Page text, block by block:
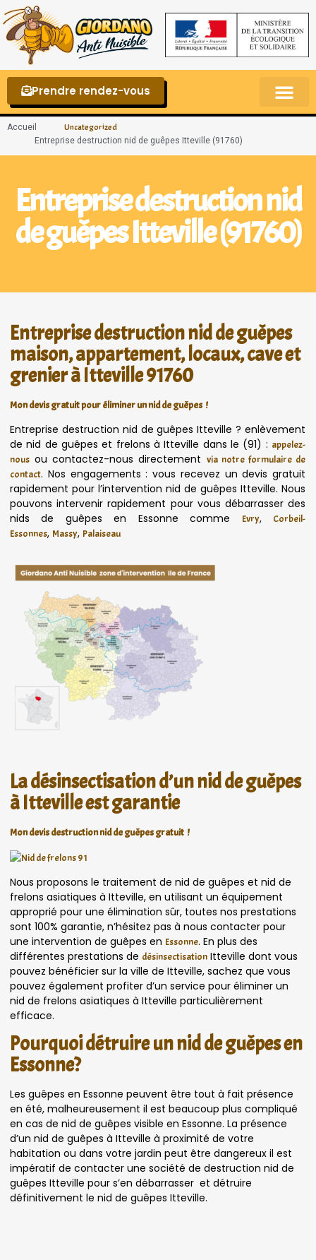
Prendre rendez-vous
Accueil Uncategorized
Entreprise destruction nid de guêpes Itteville (91760)
Entreprise destruction nid
de guêpes Itteville (91760)
Entreprise destruction nid de guêpes
maison, appartement, locaux, cave et
grenier à Itteville 91760
Mon devis gratuit pour éliminer un nid de guêpes !
Entreprise destruction nid de guêpes Itteville ? enlèvement
de nid de guêpes et frelons à Itteville dans le (91) : appelez-
nous ou contactez-nous directement via notre formulaire de
contact. Nos engagements : vous recevez un devis gratuit
rapidement pour l’intervention nid de guêpes Itteville. Nous
pouvons intervenir rapidement pour vous débarrasser des
nids de guêpes en Essonne comme
Evry,
Corbeil-
Essonnes, Massy, Palaiseau
La désinsectisation d’un nid de guêpes
à Itteville est garantie
Mon devis destruction nid de guêpes gratuit !
Nous proposons le traitement de nid de guêpes et nid de
frelons asiatiques à Itteville, en utilisant un équipement
approprié pour une élimination sûr, toutes nos prestations
sont 100% garantie, n’hésitez pas à nous contacter pour
une intervention de guêpes en Essonne. En plus des
différentes prestations de désinsectisation Itteville dont vous
pouvez bénéficier sur la ville de Itteville, sachez que vous
pouvez également profiter d’un service pour éliminer un
nid de frelons asiatiques à Itteville particulièrement
efficace.
Pourquoi détruire un nid de guêpes en
Essonne?
Les guêpes en Essonne peuvent être tout à fait présence
en été, malheureusement il est beaucoup plus compliqué
en cas de nid de guêpes visible en Essonne. La présence
d’un nid de guêpes à Itteville à proximité de votre
habitation ou dans votre jardin peut être dangereux il est
impératif de contacter une société de destruction nid de
guêpes Itteville pour s’en débarrasser et détruire
définitivement le nid de guêpes Itteville.